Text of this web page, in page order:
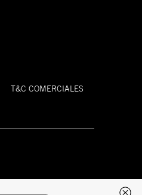
T&C COMERCIALES